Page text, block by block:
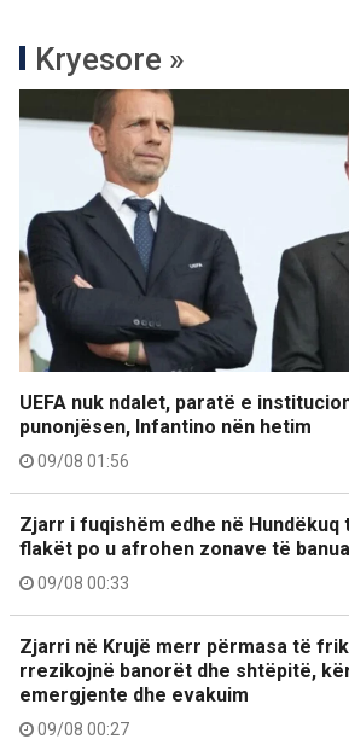
Kryesore »
UEFA nuk ndalet, paratë e
punonjësen, Infantino nën hetim
09/08 01:56
Zjarr i fuqishëm edhe në
flakët po u afrohen zonave të
09/08 00:33
Zjarri në Krujë merr përmasa të
rrezikojnë banorët dhe shtëpitë,
emergjente dhe evakuim
09/08 00:27